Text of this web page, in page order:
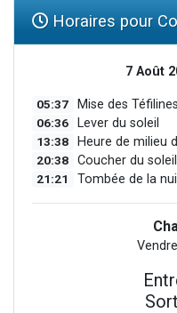
Horaires pour
7 Août
05:37 Mise des Téfilines
06:36 Lever du soleil
13:38 Heure de milieu
20:38 Coucher du soleil
21:21 Tombée de la